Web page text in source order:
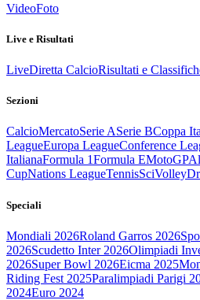
VideoFoto
Live e Risultati
LiveDiretta CalcioRisultati e
Sezioni
CalcioMercatoSerie ASerie BCoppa
LeagueEuropa LeagueConference
ItalianaFormula 1Formula EMotoGP
CupNations LeagueTennisSciVolley
Speciali
Mondiali 2026Roland Garros 2026
2026Scudetto Inter 2026Olimpiadi
2026Super Bowl 2026Eicma 2025
Riding Fest 2025Paralimpiadi Parigi
2024Euro 2024